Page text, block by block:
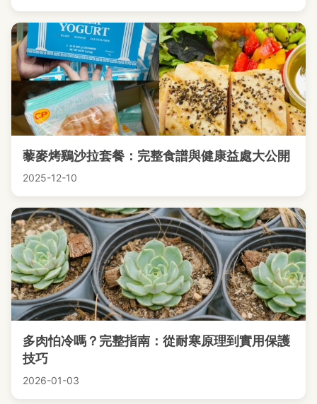
藜麥烤鷄沙拉套餐：完整食譜與健康益處大公開
2025-12-10
多肉怕冷嗎？完整指南：從耐寒原理到實用保護
技巧
2026-01-03